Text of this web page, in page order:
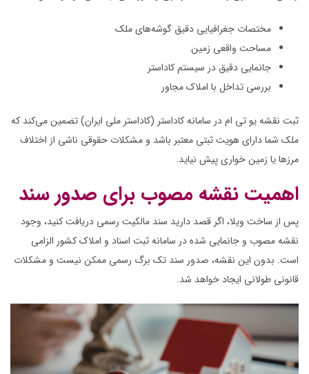
مختصات جغرافیایی دقیق گوشه‌های ملک
مساحت واقعی زمین
جانمایی دقیق در سیستم کاداستر
بررسی تداخل با املاک مجاور
ثبت نقشه یو تی ام در سامانه کاداستر (کاداستر ملی ایران) تضمین می‌کند که
ملک شما دارای هویت ثبتی معتبر باشد و مشکلات حقوقی ناشی از اختلاف
مرزها یا زمین خواری پیش نیاید.
اهمیت نقشه مصوب برای صدور سند
پس از ساخت ویلا، اگر قصد دارید سند مالکیت رسمی دریافت کنید، وجود
نقشه مصوب و جانمایی شده در سامانه ثبت اسناد و املاک کشور الزامی
است. بدون این نقشه، صدور سند تک برگ رسمی ممکن نیست و مشکلات
قانونی طولانی ایجاد خواهد شد.